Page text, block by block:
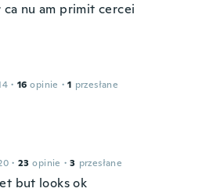
nu am primit cercei
· 16 opinie · 1 przesłane
· 23 opinie · 3 przesłane
but looks ok